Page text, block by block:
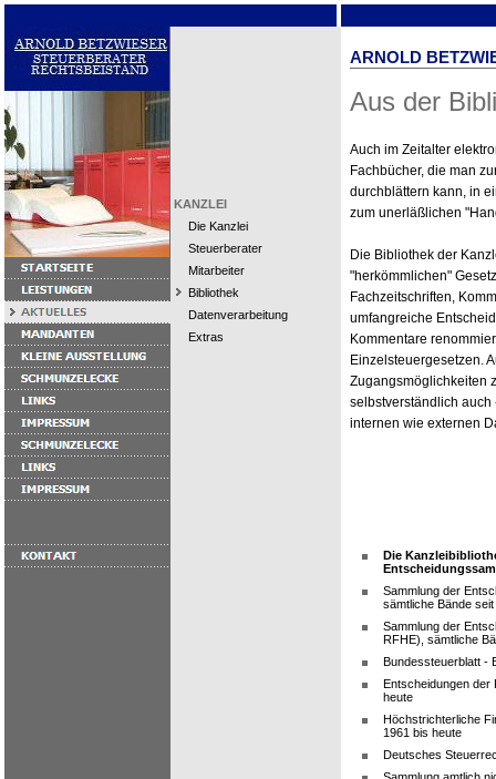
KANZLEI
Die Kanzlei
Steuerberater
Mitarbeiter
Bibliothek
Datenverarbeitung
Extras
ARNOLD
Aus der
Auch im Zeitalter
Fachbücher, die man
durchblättern kann, in
zum unerläßlichen
Die Bibliothek der
"herkömmlichen"
Fachzeitschriften,
umfangreiche
Kommentare
Einzelsteuergesetzen.
Zugangsmöglichkeiten
selbstverständlich auch
internen wie externen
Die
Sammlung der
sämtliche Bände
Sammlung der
RFHE), sämtliche
Bundessteuerblatt -
Entscheidungen der
heute
Höchstrichterliche
1961 bis heute
Deutsches